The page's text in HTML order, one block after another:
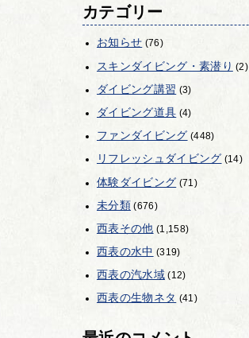
カテゴリー
お知らせ (76)
スキンダイビング・素潜り (2)
ダイビング講習 (3)
ダイビング道具 (4)
ファンダイビング (448)
リフレッシュダイビング (14)
体験ダイビング (71)
未分類(676)
西表その他 (1,158)
西表の水中 (319)
西表の汽水域(12)
西表の生物ネタ (41)